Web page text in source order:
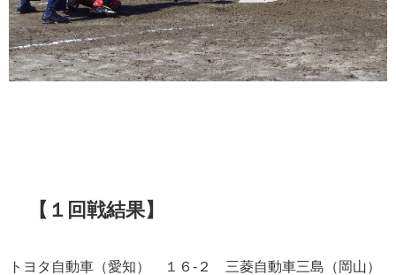
【１回戦結果】
トヨタ自動車（愛知） １６-２ 三菱自動車三島（岡山）